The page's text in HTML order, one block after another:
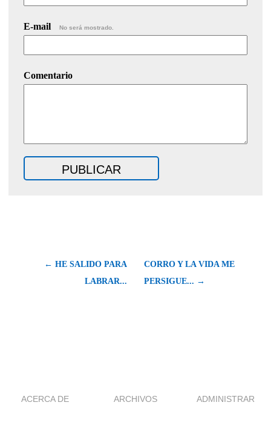
E-mail No será mostrado.
Comentario
← HE SALIDO PARA
LABRAR...
CORRO Y LA VIDA ME
PERSIGUE... →
ACERCA DE ARCHIVOS ADMINISTRAR